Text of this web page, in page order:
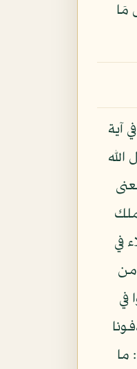
مَا
آية
في
من
ما